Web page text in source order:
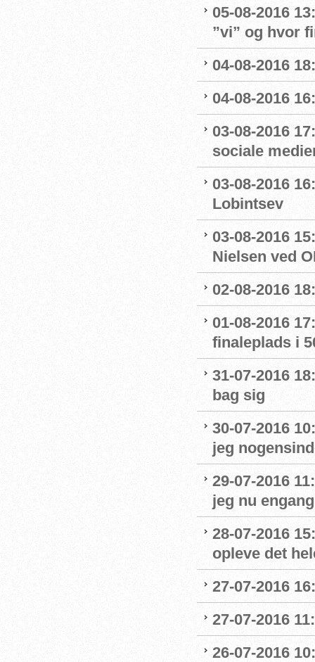
05-08-2016
”vi” og hvor
04-08-2016
04-08-2016
03-08-2016
sociale
03-08-2016
Lobintsev
03-08-2016
Nielsen ved
02-08-2016
01-08-2016
finaleplads i
31-07-2016
bag sig
30-07-2016
jeg
29-07-2016
jeg nu
28-07-2016
opleve det
27-07-2016
27-07-2016
26-07-2016